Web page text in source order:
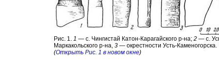
Рис. 1. 1 — с. Чингистай Катон-Карагайского р-на; 2 — с.
Маркакольского р-на, 3 — окрестности Усть-Каменогорска.
(Открыть Рис. 1 в новом окне)